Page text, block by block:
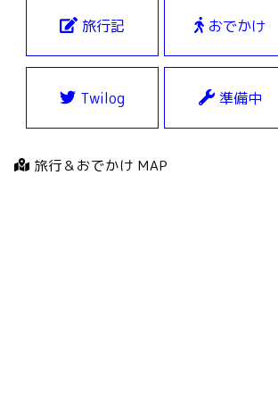
旅行記 おでかけ
Twilog 準備中
旅行＆おでかけ MAP